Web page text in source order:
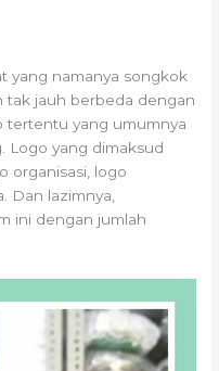
yang namanya songkok
tak jauh berbeda dengan
tertentu yang umumnya
Logo yang dimaksud
organisasi, logo
Dan lazimnya,
ini dengan jumlah